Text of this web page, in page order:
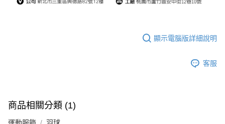
顯示電腦版詳細說明
客服
商品相關分類 (1)